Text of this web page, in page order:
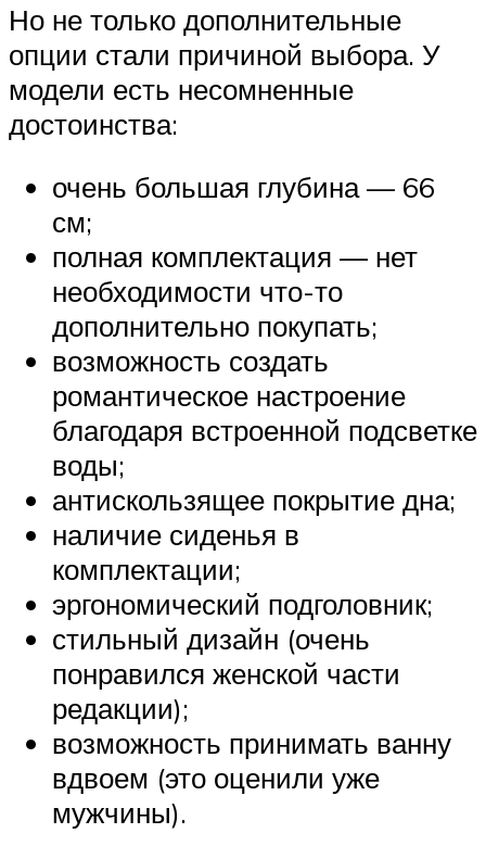
Но не только дополнительные
опции стали причиной выбора. У
модели есть несомненные
достоинства:
очень большая глубина — 66
см;
полная комплектация — нет
необходимости что-то
дополнительно покупать;
возможность создать
романтическое настроение
благодаря встроенной подсветке
воды;
антискользящее покрытие дна;
наличие сиденья в
комплектации;
эргономический подголовник;
стильный дизайн (очень
понравился женской части
редакции);
возможность принимать ванну
вдвоем (это оценили уже
мужчины).